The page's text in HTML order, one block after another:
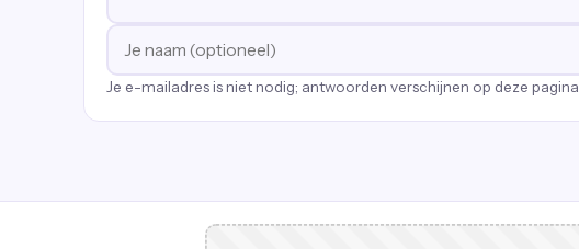
Je e-mailadres is niet nodig; antwoorden verschijnen op deze pagina.